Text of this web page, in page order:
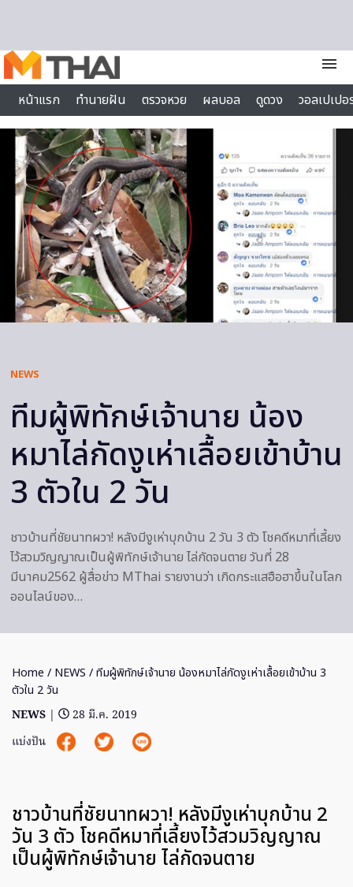
menu
หน้าแรก
ทำนายฝัน ตรวจหวย ผลบอล ดูดวง
วอลเปเป
ไลฟ์สไตล์
NEWS
ทีมผู้พิทักษ์เจ้านาย น้อง
หมาไล่กัดงูเห่าเลื้อยเข้าบ้าน
3 ตัวใน 2 วัน
ชาวบ้านที่ชัยนาทผวา! หลังมีงูเห่าบุกบ้าน 2 วัน 3 ตัว โชคดีหมาที่เลี้ยง
ไว้สวมวิญญาณเป็นผู้พิทักษ์เจ้านาย ไล่กัดจนตาย วันที่ 28
มีนาคม2562 ผู้สื่อข่าว MThai รายงานว่า เกิดกระแสฮือฮาขึ้นในโลก
ออนไลน์ของ…
Home / NEWS / ทีมผู้พิทักษ์เจ้านาย น้องหมาไล่กัดงูเห่าเลื้อยเข้าบ้าน 3
ตัวใน 2 วัน
NEWS |
28 มี.ค. 2019
แบ่งปัน
ชาวบ้านที่ชัยนาทผวา! หลังมีงูเห่าบุกบ้าน 2
วัน 3 ตัว โชคดีหมาที่เลี้ยงไว้สวมวิญญาณ
เป็นผู้พิทักษ์เจ้านาย ไล่กัดจนตาย